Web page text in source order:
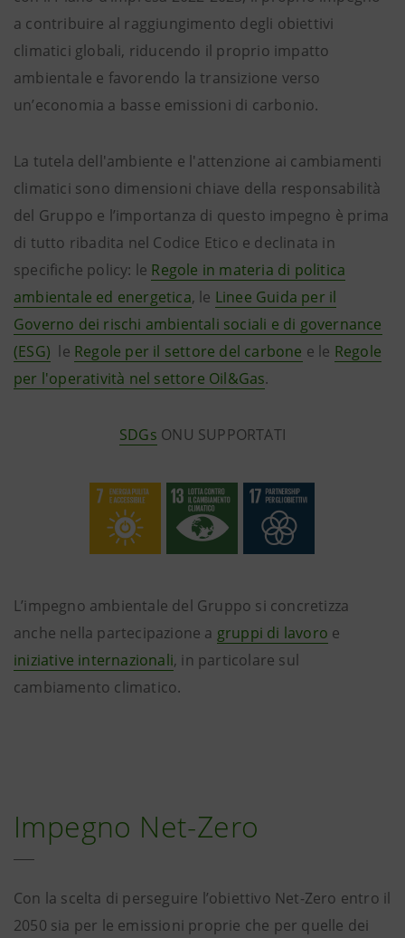
a contribuire al raggiungimento degli obiettivi
climatici globali, riducendo il proprio impatto
ambientale e favorendo la transizione verso
un’economia a basse emissioni di carbonio.
La tutela dell'ambiente e l'attenzione ai cambiamenti
climatici sono dimensioni chiave della responsabilità
del Gruppo e l’importanza di questo impegno è prima
di tutto ribadita nel Codice Etico e declinata in
specifiche policy: le Regole in materia di politica
ambientale ed energetica, le Linee Guida per il
Governo dei rischi ambientali sociali e di governance
(ESG) le Regole per il settore del carbone e le Regole
per l'operatività nel settore Oil&Gas.
SDGs ONU SUPPORTATI
L’impegno ambientale del Gruppo si concretizza
anche nella partecipazione a gruppi di lavoro e
iniziative internazionali, in particolare sul
cambiamento climatico.
Impegno Net-Zero
Con la scelta di perseguire l’obiettivo Net-Zero entro il
2050 sia per le emissioni proprie che per quelle dei